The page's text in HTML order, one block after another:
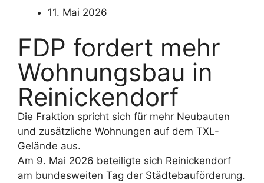
11. Mai 2026
FDP fordert mehr
Wohnungsbau in
Reinickendorf
Die Fraktion spricht sich für mehr Neubauten
und zusätzliche Wohnungen auf dem TXL-
Gelände aus.
Am 9. Mai 2026 beteiligte sich Reinickendorf
am bundesweiten Tag der Städtebauförderung.